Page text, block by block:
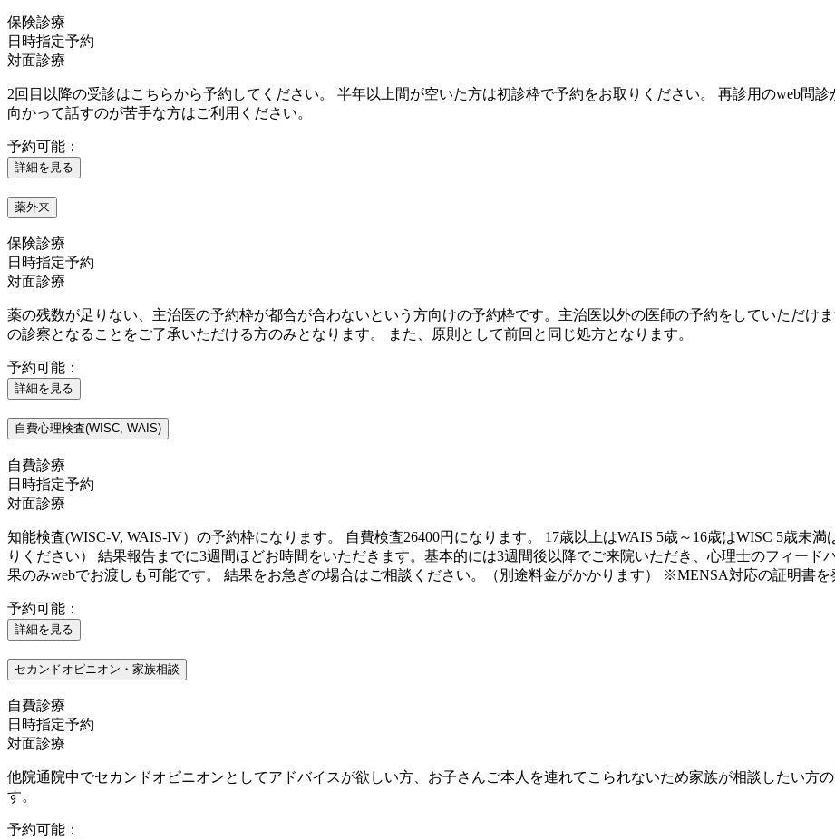
保険診療
日時指定予約
対面診療
2回目以降の受診はこちらから予約してください。 半年以上間が空いた方は初診枠で予約をお取りください。 再診用のweb問
向かって話すのが苦手な方はご利用ください。
予約可能：
詳細を見る
薬外来
保険診療
日時指定予約
対面診療
薬の残数が足りない、主治医の予約枠が都合が合わないという方向けの予約枠です。主治医以外の医師の予約をしていただけ
の診察となることをご了承いただける方のみとなります。 また、原則として前回と同じ処方となります。
予約可能：
詳細を見る
自費心理検査(WISC, WAIS)
自費診療
日時指定予約
対面診療
知能検査(WISC-V, WAIS-IV）の予約枠になります。 自費検査26400円になります。 17歳以上はWAIS 5歳～16歳はWISC 5歳未
りください） 結果報告までに3週間ほどお時間をいただきます。基本的には3週間後以降でご来院いただき、心理士のフィード
果のみwebでお渡しも可能です。 結果をお急ぎの場合はご相談ください。（別途料金がかかります） ※MENSA対応の証明書を
予約可能：
詳細を見る
セカンドオピニオン・家族相談
自費診療
日時指定予約
対面診療
他院通院中でセカンドオピニオンとしてアドバイスが欲しい方、お子さんご本人を連れてこられないため家族が相談したい方
す。
予約可能：